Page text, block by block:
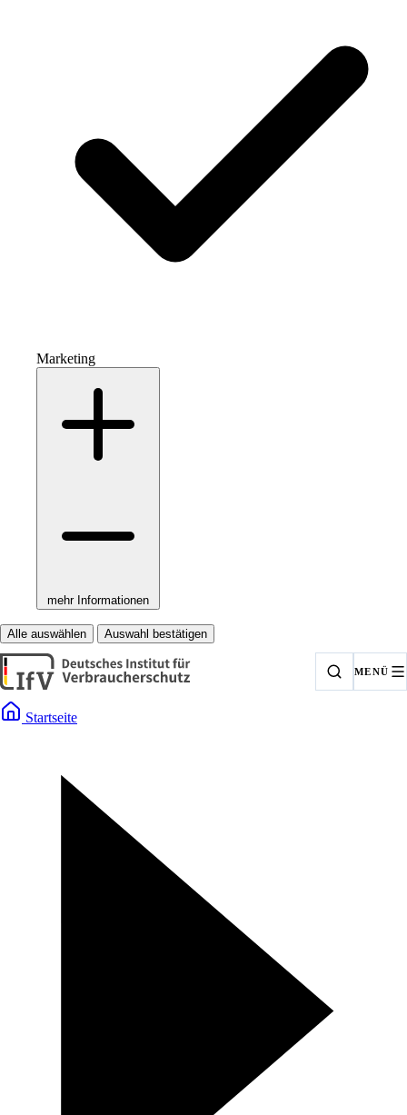
Marketing
mehr Informationen
Alle auswählen Auswahl bestätigen
MENÜ
Startseite